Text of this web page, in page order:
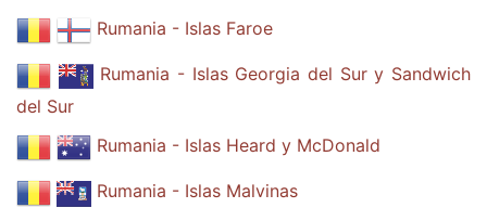
Rumania - Islas Faroe
Rumania - Islas Georgia del Sur y Sandwich
del Sur
Rumania - Islas Heard y McDonald
Rumania - Islas Malvinas